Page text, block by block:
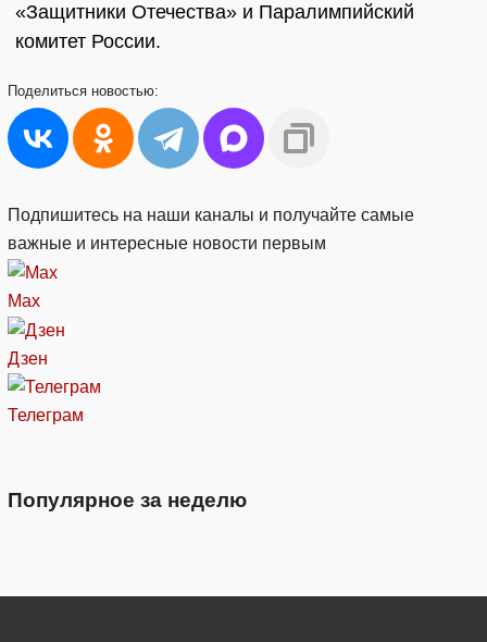
«Защитники Отечества» и Паралимпийский
комитет России.
Поделиться новостью:
Подпишитесь на наши каналы и получайте самые
важные и интересные новости первым
Max
Дзен
Телеграм
Популярное за неделю